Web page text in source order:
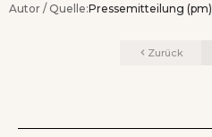
Autor / Quelle:Pressemitteilung (pm)
Zurück